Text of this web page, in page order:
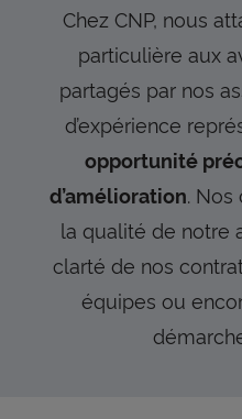
Chez CNP, nous
particulière aux
partagés par nos
d’expérience
opportunité
d’amélioration. Nos
la qualité de notre
clarté de nos
équipes ou